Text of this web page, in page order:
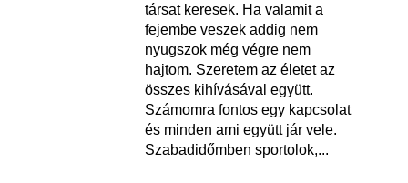
társat keresek. Ha valamit a
fejembe veszek addig nem
nyugszok még végre nem
hajtom. Szeretem az életet az
összes kihívásával együtt.
Számomra fontos egy kapcsolat
és minden ami együtt jár vele.
Szabadidőmben sportolok,...